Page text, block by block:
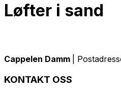
Løfter i sand
Cappelen Damm |
KONTAKT OSS